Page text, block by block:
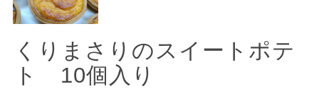
くりまさりのスイートポテ
ト 10個入り